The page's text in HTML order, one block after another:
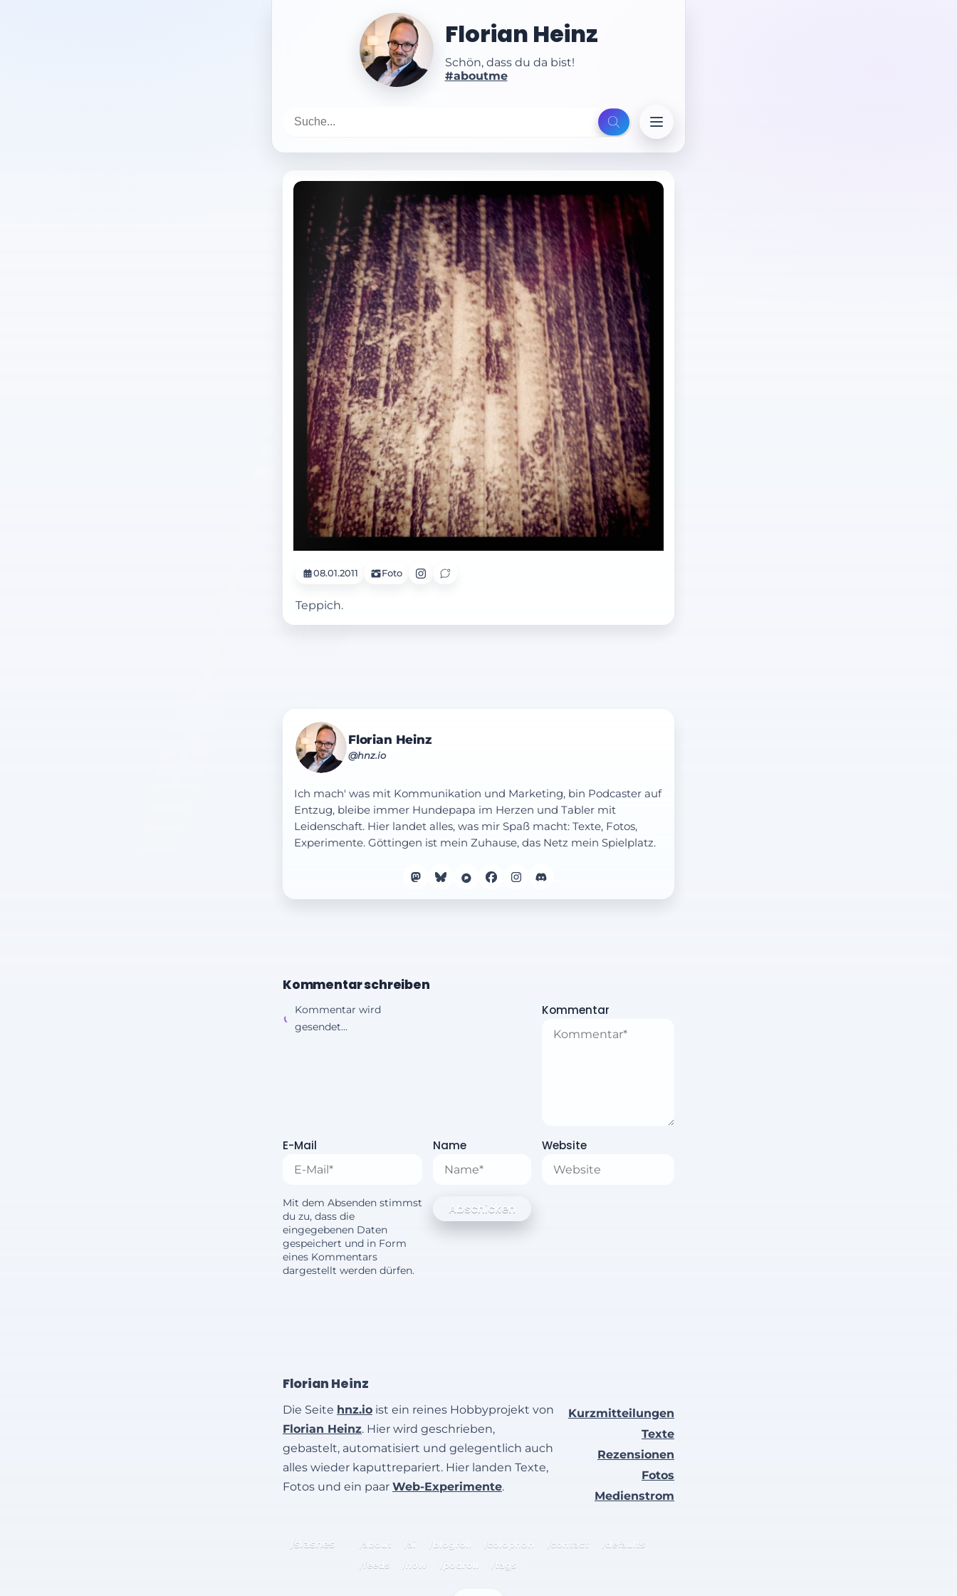
Florian Heinz
Schön, dass du da bist!
#aboutme
08.01.2011 Foto
Teppich.
Florian Heinz
@hnz.io
Ich mach' was mit Kommunikation und Marketing, bin Podcaster auf
Entzug, bleibe immer Hundepapa im Herzen und Tabler mit
Leidenschaft. Hier landet alles, was mir Spaß macht: Texte, Fotos,
Experimente. Göttingen ist mein Zuhause, das Netz mein Spielplatz.
Kommentar schreiben
Kommentar wird
gesendet...
Kommentar
E-Mail Name Website
Mit dem Absenden stimmst
du zu, dass die
eingegebenen Daten
gespeichert und in Form
eines Kommentars
dargestellt werden dürfen.
Florian Heinz
Die Seite hnz.io ist ein reines Hobbyprojekt von
Florian Heinz. Hier wird geschrieben,
gebastelt, automatisiert und gelegentlich auch
alles wieder kaputtrepariert. Hier landen Texte,
Fotos und ein paar Web-Experimente.
Kurzmitteilungen
Texte
Rezensionen
Fotos
Medienstrom
/slashes /about /ai /blogroll /colophon /contact
/defaults
/feeds
/now /podroll /tags